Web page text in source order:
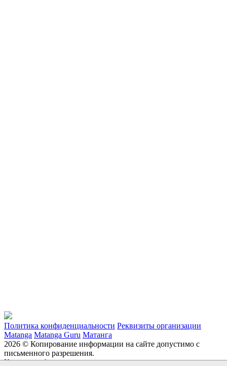
Политика конфиденциальности Реквизиты организации
Matanga Matanga Guru Матанга
2026 © Копирование информации на сайте допустимо с
письменного разрешения.
Каталог мебели